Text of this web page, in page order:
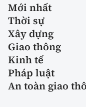
Mới nhất
Thời sự
Xây dựng
Giao thông
Kinh tế
Pháp luật
An toàn giao